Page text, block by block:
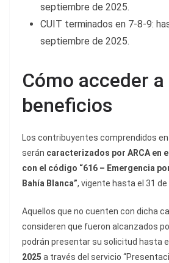
septiembre de 2025.
CUIT terminados en 7-8-9:
septiembre de 2025.
Cómo acceder a
beneficios
Los contribuyentes comprendidos
serán caracterizados por ARCA en
con el código “616 – Emergencia
Bahía Blanca”, vigente hasta el 31
Aquellos que no cuenten con dicha
consideren que fueron alcanzados
podrán presentar su solicitud hasta el
2025 a través del servicio